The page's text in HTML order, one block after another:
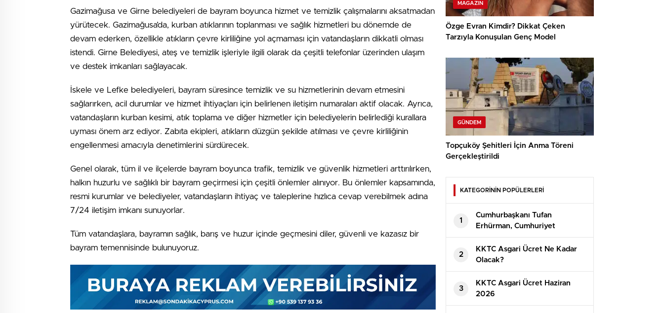
Gazimağusa ve Girne belediyeleri de bayram boyunca hizmet ve temizlik çalışmalarını aksatmadan
yürütecek. Gazimağusa’da, kurban atıklarının toplanması ve sağlık hizmetleri bu dönemde de
devam ederken, özellikle atıkların çevre kirliliğine yol açmaması için vatandaşların dikkatli olması
istendi. Girne Belediyesi, ateş ve temizlik işleriyle ilgili olarak da çeşitli telefonlar üzerinden ulaşım
ve destek imkanları sağlayacak.
İskele ve Lefke belediyeleri, bayram süresince temizlik ve su hizmetlerinin devam etmesini
sağlarırken, acil durumlar ve hizmet ihtiyaçları için belirlenen iletişim numaraları aktif olacak. Ayrıca,
vatandaşların kurban kesimi, atık toplama ve diğer hizmetler için belediyelerin belirlediği kurallara
uyması önem arz ediyor. Zabıta ekipleri, atıkların düzgün şekilde atılması ve çevre kirliliğinin
engellenmesi amacıyla denetimlerini sürdürecek.
Genel olarak, tüm il ve ilçelerde bayram boyunca trafik, temizlik ve güvenlik hizmetleri arttırılırken,
halkın huzurlu ve sağlıklı bir bayram geçirmesi için çeşitli önlemler alınıyor. Bu önlemler kapsamında,
resmi kurumlar ve belediyeler, vatandaşların ihtiyaç ve taleplerine hızlıca cevap verebilmek adına
7/24 iletişim imkanı sunuyorlar.
Tüm vatandaşlara, bayramın sağlık, barış ve huzur içinde geçmesini diler, güvenli ve kazasız bir
bayram temennisinde bulunuyoruz.
MAGAZIN
Özge Evran Kimdir? Dikkat Çeken
Tarzıyla Konuşulan Genç Model
GÜNDEM
Topçuköy Şehitleri İçin Anma Töreni
Gerçekleştirildi
KATEGORİNİN POPÜLERLERİ
1
Cumhurbaşkanı Tufan
Erhürman, Cumhuriyet
Güvenlik Kurulu’nu Topladı
2
KKTC Asgari Ücret Ne Kadar
Olacak?
3
⁠KKTC Asgari Ücret Haziran
2026